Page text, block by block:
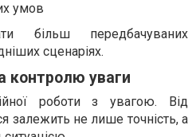
умов
більш передбачуваних
сценаріях.
контролю уваги
роботи з увагою. Від
залежить не лише точність, а